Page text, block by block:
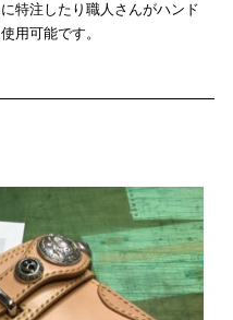
特注したり職人さんがハンド
用可能です。